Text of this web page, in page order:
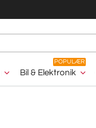
Bil & Elektronik
POPULÆR